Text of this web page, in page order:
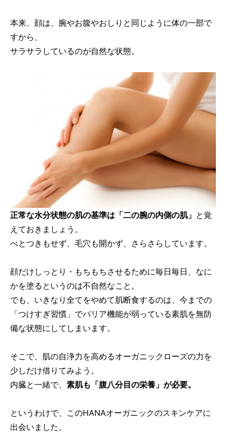
本来、顔は、腕やお腹やおしりと同じように体の一部で
すから、
サラサラしているのが自然な状態。
正常な水分状態の肌の基準は「二の腕の内側の肌」 と覚
えておきましょう。
べとつきもせず、毛穴も開かず、さらさらしています。
顔だけしっとり・もちもちさせるために毎日毎日、なに
かを塗るというのは不自然なこと。
でも、いきなり全てをやめて肌断食するのは、今までの
「つけすぎ習慣」でバリア機能が弱っている素肌を無防
備な状態にしてしまいます。
そこで、肌の自浄力を高めるオーガニックローズの力を
少しだけ借りてみよう。
内臓と一緒で、 素肌も「腹八分目の栄養」が必要。
というわけで、このHANAオーガニックのスキンケアに
出会いました。